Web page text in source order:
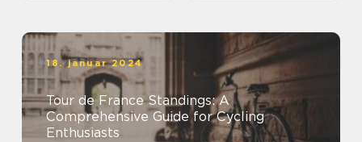
18. januar 2024
Tour de France Standings: A
Comprehensive Guide for Cycling
Enthusiasts